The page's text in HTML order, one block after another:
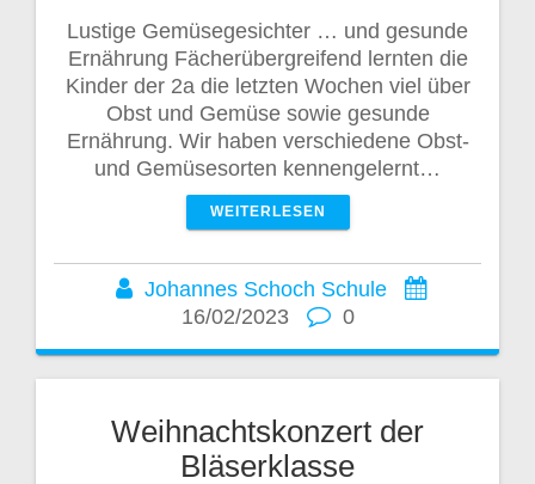
Lustige Gemüsegesichter … und gesunde
Ernährung Fächerübergreifend lernten die
Kinder der 2a die letzten Wochen viel über
Obst und Gemüse sowie gesunde
Ernährung. Wir haben verschiedene Obst-
und Gemüsesorten kennengelernt…
WEITERLESEN
Johannes Schoch Schule
16/02/2023
0
Weihnachtskonzert der
Bläserklasse